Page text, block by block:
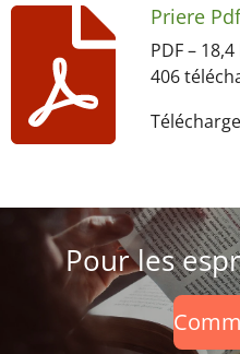
Priere Pdf
PDF – 18,4
406
Pour les